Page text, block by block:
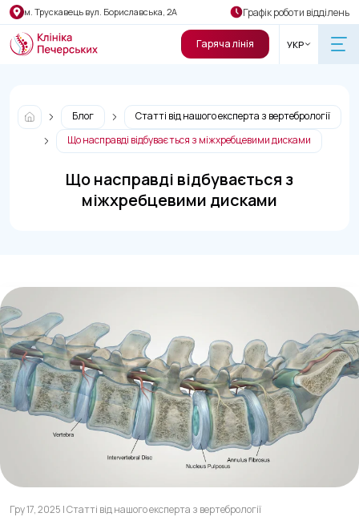
м. Трускавець вул. Бориславська, 2А Графік роботи відділень
Гаряча лінія УКР
Блог
Статті від нашого експерта з вертебрології
Що насправді відбувається з міжхребцевими дисками
Що насправді відбувається з
міжхребцевими дисками
Гру 17, 2025 | Статті від нашого експерта з вертебрології